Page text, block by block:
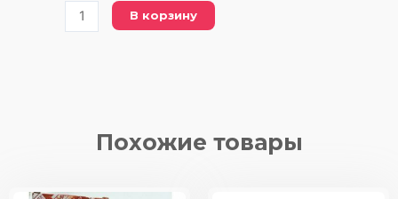
Количество
товара
В корзину
Похожие товары